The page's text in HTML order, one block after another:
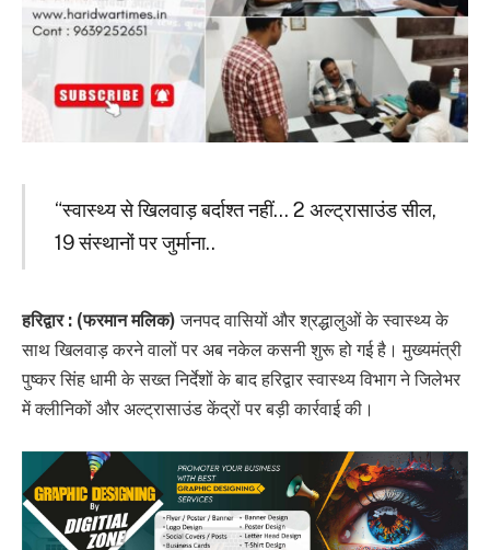
“स्वास्थ्य से खिलवाड़ बर्दाश्त नहीं… 2 अल्ट्रासाउंड सील,
19 संस्थानों पर जुर्माना..
हरिद्वार : (फरमान मलिक) जनपद वासियों और श्रद्धालुओं के स्वास्थ्य के
साथ खिलवाड़ करने वालों पर अब नकेल कसनी शुरू हो गई है। मुख्यमंत्री
पुष्कर सिंह धामी के सख्त निर्देशों के बाद हरिद्वार स्वास्थ्य विभाग ने जिलेभर
में क्लीनिकों और अल्ट्रासाउंड केंद्रों पर बड़ी कार्रवाई की।